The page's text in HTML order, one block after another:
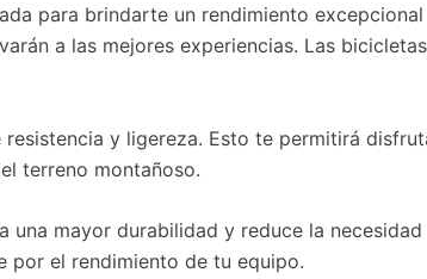
para brindarte un rendimiento
a las mejores experiencias. Las
y ligereza. Esto te permitirá
terreno montañoso.
mayor durabilidad y reduce la
por el rendimiento de tu equipo.